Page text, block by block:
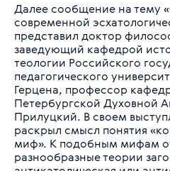
Далее сообщение на тему
современной
представил доктор
заведующий кафедрой
теологии Российского
педагогического
Герцена, профессор
Петербургской Духовной
Прилуцкий. В своем
раскрыл смысл понятия
миф». К подобным мифам
разнообразные теории